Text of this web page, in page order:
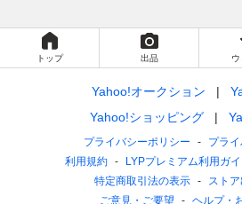
トップ 出品
Yahoo!オークション
Yahoo!ショッピング
プライバシーポリシー
プラ
利用規約
LYPプレミアム利用ガ
特定商取引法の表示
スト
ご意見・ご要望
ヘルプ・